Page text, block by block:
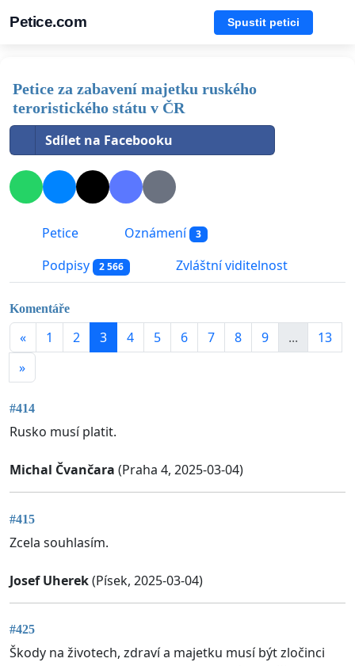
Petice.com Spustit petici
Petice za zabavení majetku ruského
teroristického státu v ČR
Sdílet na Facebooku
Petice Oznámení 3
Podpisy 2 566 Zvláštní viditelnost
Komentáře
« 1 2 3 4 5 6 7 8 9 ...
13
»
#414
Rusko musí platit.
Michal Čvančara (Praha 4, 2025-03-04)
#415
Zcela souhlasím.
Josef Uherek(Písek, 2025-03-04)
#425
Škody na životech, zdraví a majetku musí být zločinci